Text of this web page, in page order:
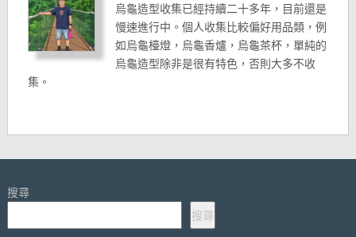
烏龜造型收集已經持續二十多年，目前還是
慢速進行中。個人收集比較偏好用品類，例
如烏龜檯燈，烏龜香爐，烏龜茶杯，單純的
烏龜造型除非是很有特色，否則大多不收
集。
搜尋
搜尋